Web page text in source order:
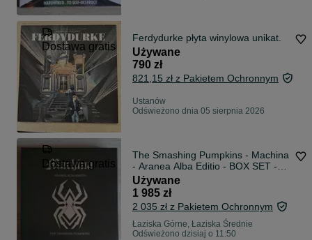
Dostawa gratis
Ferdydurke płyta winylowa unikat.
Używane
790 zł
821,15 zł z Pakietem Ochronnym
Ustanów
Odświeżono dnia 05 sierpnia 2026
Dostawa gratis
The Smashing Pumpkins - Machina
- Aranea Alba Editio - BOX SET -
8LP - KOLOROWE WINYLE
Używane
1 985 zł
2 035 zł z Pakietem Ochronnym
Łaziska Górne, Łaziska Średnie
Odświeżono dzisiaj o 11:50